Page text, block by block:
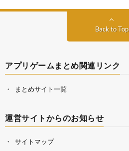
Back to Top
アプリゲームまとめ関連リンク
まとめサイト一覧
運営サイトからのお知らせ
サイトマップ